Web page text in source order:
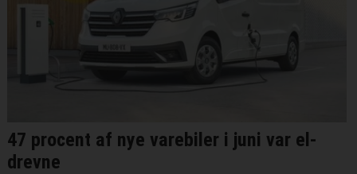
47 procent af nye varebiler i juni var el-
drevne